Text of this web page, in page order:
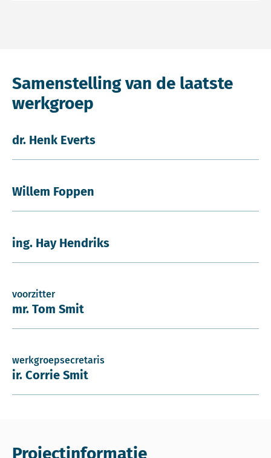
Samenstelling van de laatste
werkgroep
dr. Henk Everts
Willem Foppen
ing. Hay Hendriks
voorzitter
mr. Tom Smit
werkgroepsecretaris
ir. Corrie Smit
Projectinformatie